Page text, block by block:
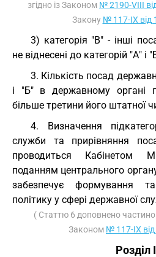
згідно із Законом № 2190-VIII
Закону № 117-IX від
3) категорія "В" - інші
не віднесені до категорій "А" і
3. Кількість посад
і "Б" в державному органі
більше третини його штатної
4. Визначення
служби та прирівняння
проводиться Кабінетом
поданням центрального
забезпечує формування
політику у сфері державної
( Статтю 6 доповнено
Законом № 117-IX
Розділ II